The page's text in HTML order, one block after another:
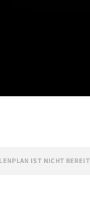
IST NICHT BEREIT